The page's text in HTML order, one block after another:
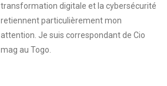
transformation digitale et la cybersécurité
retiennent particulièrement mon
attention. Je suis correspondant de Cio
mag au Togo.